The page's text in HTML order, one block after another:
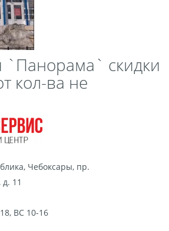
`Панорама` скидки
кол-ва не
, Чебоксары, пр.
11
ВС 10-16